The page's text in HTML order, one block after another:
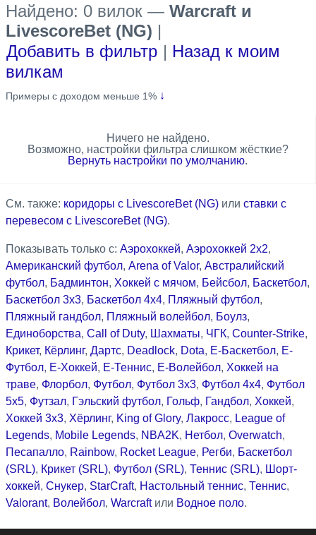
Найдено: 0 вилок — Warcraft и
LivescoreBet (NG) |
Добавить в фильтр | Назад к моим
вилкам
Примеры с доходом меньше 1% ↓
Ничего не найдено.
Возможно, настройки фильтра слишком жёсткие?
Вернуть настройки по умолчанию.
См. также: коридоры с LivescoreBet (NG) или ставки с
перевесом с LivescoreBet (NG).
Показывать только с: Аэрохоккей, Аэрохоккей 2x2,
Американский футбол, Arena of Valor, Австралийский
футбол, Бадминтон, Хоккей с мячом, Бейсбол, Баскетбол,
Баскетбол 3x3, Баскетбол 4x4, Пляжный футбол,
Пляжный гандбол, Пляжный волейбол, Боулз,
Единоборства, Call of Duty, Шахматы, ЧГК, Counter-Strike,
Крикет, Кёрлинг, Дартс, Deadlock, Dota, Е-Баскетбол, Е-
Футбол, Е-Хоккей, Е-Теннис, Е-Волейбол, Хоккей на
траве, Флорбол, Футбол, Футбол 3x3, Футбол 4x4, Футбол
5x5, Футзал, Гэльский футбол, Гольф, Гандбол, Хоккей,
Хоккей 3x3, Хёрлинг, King of Glory, Лакросс, League of
Legends, Mobile Legends, NBA2K, Нетбол, Overwatch,
Песапалло, Rainbow, Rocket League, Регби, Баскетбол
(SRL), Крикет (SRL), Футбол (SRL), Теннис (SRL), Шорт-
хоккей, Снукер, StarCraft, Настольный теннис, Теннис,
Valorant, Волейбол, Warcraftили Водное поло.